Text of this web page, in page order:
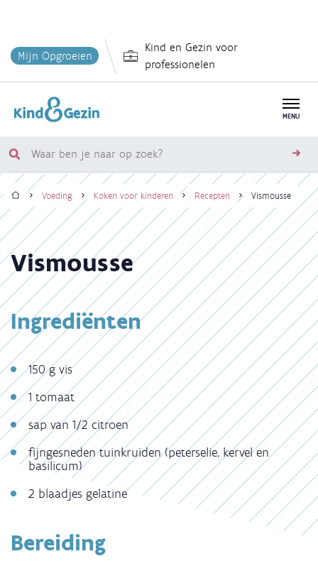
en
inhoud
Mijn Opgroeien
Kind en Gezin voor
professionelen
MENU
Waar
ben
je
naar
op
zoek?
Kruimelpad
HomeVoeding Koken voor kinderen Recepten Vismousse
Vismousse
Ingrediënten
150 g vis
1 tomaat
sap van 1/2 citroen
fijngesneden tuinkruiden (peterselie, kervel en
basilicum)
2 blaadjes gelatine
Bereiding